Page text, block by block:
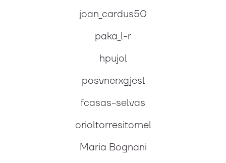
joan_cardus50
paka_l-r
hpujol
posvnerxgjesl
fcasas-selvas
orioltorresitornel
Maria Bognani